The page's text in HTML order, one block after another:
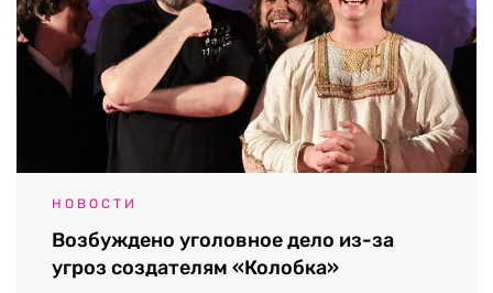
НОВОСТИ
Возбуждено уголовное дело из-за
угроз создателям «Колобка»